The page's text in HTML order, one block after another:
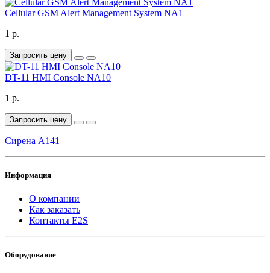
Cellular GSM Alert Management System NA1
1 р.
Запросить цену
DT-11 HMI Console NA10
1 р.
Запросить цену
Cирена A141
Информация
О компании
Как заказать
Контакты E2S
Оборудование